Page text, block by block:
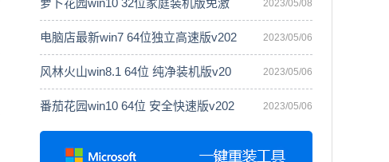
萝卜花园win10 32位家庭装机版免激 2023/05/08
电脑店最新win7 64位独立高速版v202 2023/05/06
风林火山win8.1 64位 纯净装机版v20 2023/05/06
番茄花园win10 64位 安全快速版v202 2023/05/06